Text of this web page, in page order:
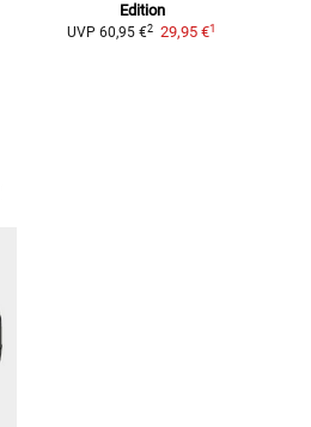
Edition
UVP 60,95 €2 29,95 €1